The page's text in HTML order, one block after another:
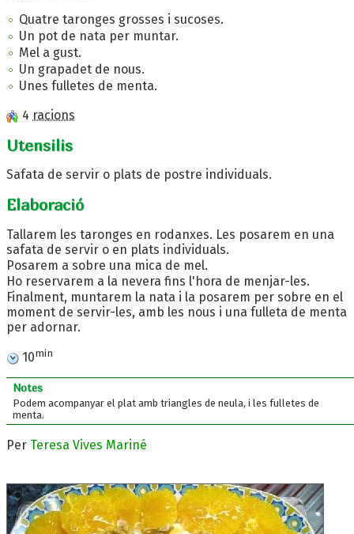
Quatre taronges grosses i sucoses.
Un pot de nata per muntar.
Mel a gust.
Un grapadet de nous.
Unes fulletes de menta.
4 racions
Utensilis
Safata de servir o plats de postre individuals.
Elaboració
Tallarem les taronges en rodanxes. Les posarem en una
safata de servir o en plats individuals.
Posarem a sobre una mica de mel.
Ho reservarem a la nevera fins l'hora de menjar-les.
Finalment, muntarem la nata i la posarem per sobre en el
moment de servir-les, amb les nous i una fulleta de menta
per adornar.
10min
Notes
Podem acompanyar el plat amb triangles de neula, i les fulletes de
menta.
Per Teresa Vives Mariné